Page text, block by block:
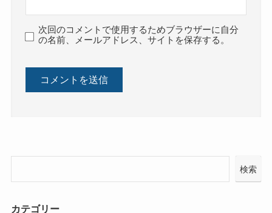
次回のコメントで使用するためブラウザーに自分
の名前、メールアドレス、サイトを保存する。
検索
カテゴリー